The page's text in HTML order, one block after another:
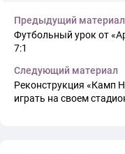
Предыдущий материал
Футбольный урок от
7:1
Следующий материал
Реконструкция «Камп
играть на своем